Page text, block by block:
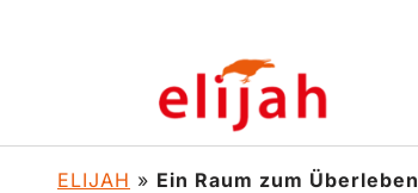
ELIJAH » Ein Raum zum Überleben